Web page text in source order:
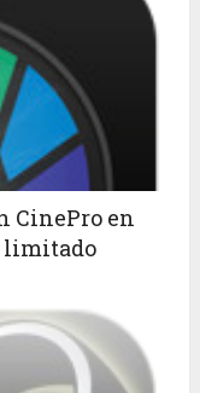
CinePro en
limitado